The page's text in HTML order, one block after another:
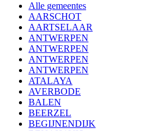
Alle gemeentes
AARSCHOT
AARTSELAAR
ANTWERPEN
ANTWERPEN
ANTWERPEN
ANTWERPEN
ATALAYA
AVERBODE
BALEN
BEERZEL
BEGIJNENDIJK